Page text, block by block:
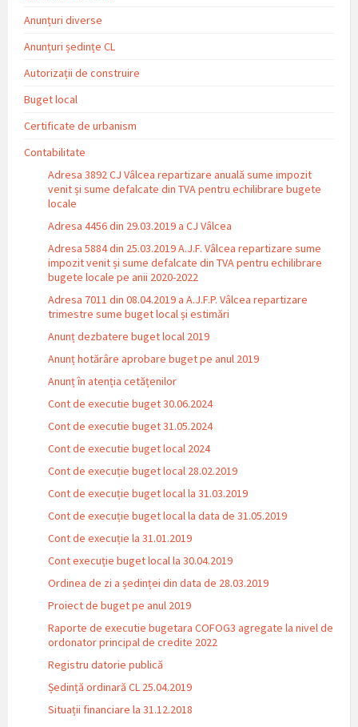
Anunțuri diverse
Anunțuri ședințe CL
Autorizații de construire
Buget local
Certificate de urbanism
Contabilitate
Adresa 3892 CJ Vâlcea repartizare anuală sume impozit
venit și sume defalcate din TVA pentru echilibrare bugete
locale
Adresa 4456 din 29.03.2019 a CJ Vâlcea
Adresa 5884 din 25.03.2019 A.J.F. Vâlcea repartizare sume
impozit venit și sume defalcate din TVA pentru echilibrare
bugete locale pe anii 2020-2022
Adresa 7011 din 08.04.2019 a A.J.F.P. Vâlcea repartizare
trimestre sume buget local și estimări
Anunț dezbatere buget local 2019
Anunț hotărâre aprobare buget pe anul 2019
Anunț în atenția cetățenilor
Cont de executie buget 30.06.2024
Cont de executie buget 31.05.2024
Cont de executie buget local 2024
Cont de execuție buget local 28.02.2019
Cont de execuție buget local la 31.03.2019
Cont de execuție buget local la data de 31.05.2019
Cont de execuție la 31.01.2019
Cont execuție buget local la 30.04.2019
Ordinea de zi a ședinței din data de 28.03.2019
Proiect de buget pe anul 2019
Raporte de executie bugetara COFOG3 agregate la nivel de
ordonator principal de credite 2022
Registru datorie publică
Ședință ordinară CL 25.04.2019
Situații financiare la 31.12.2018